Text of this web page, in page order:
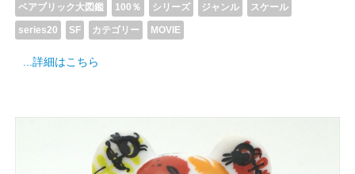
ベアブリック大図鑑 100％ シリーズ ジャンル スケール
series20 SF カテゴリー MOVIE
...詳細はこちら